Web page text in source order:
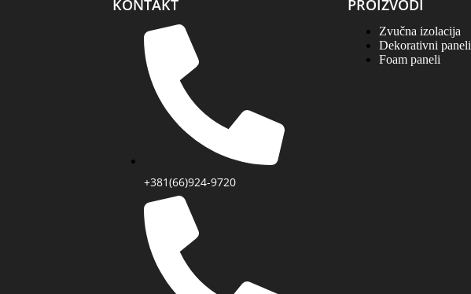
KONTAKT
+381(66)924-9720
PROIZVODI
Zvučna izolacija
Dekorativni paneli
Foam paneli